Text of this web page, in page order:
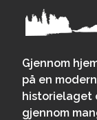
Gjennom
på en
historielaget
gjennom